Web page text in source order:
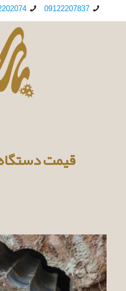
09122207837
قیمت